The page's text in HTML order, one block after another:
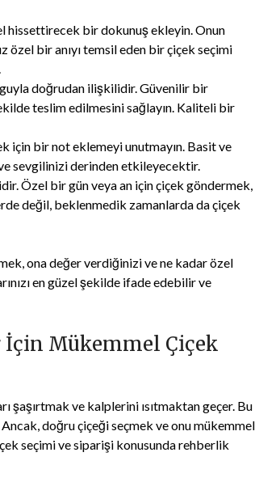
hissettirecek bir dokunuş ekleyin. Onun
özel bir anıyı temsil eden bir çiçek seçimi
doğrudan ilişkilidir. Güvenilir bir
teslim edilmesini sağlayın. Kaliteli bir
için bir not eklemeyi unutmayın. Basit ve
sevgilinizi derinden etkileyecektir.
Özel bir gün veya an için çiçek göndermek,
değil, beklenmedik zamanlarda da çiçek
ona değer verdiğinizi ve ne kadar özel
en güzel şekilde ifade edebilir ve
İçin Mükemmel Çiçek
şaşırtmak ve kalplerini ısıtmaktan geçer. Bu
doğru çiçeği seçmek ve onu mükemmel
seçimi ve siparişi konusunda rehberlik